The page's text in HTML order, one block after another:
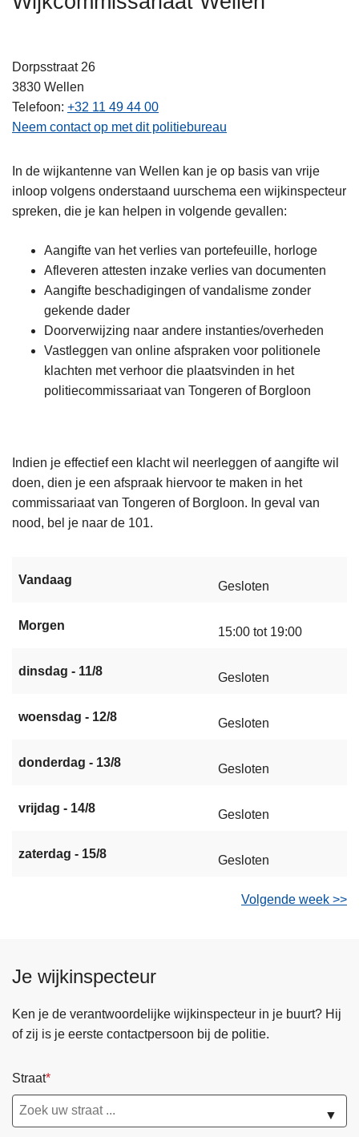
Dorpsstraat 26
3830 Wellen
Telefoon +32 11 49 44 00
Neem contact op met dit politiebureau
In de wijkantenne van Wellen kan je op basis van vrije
inloop volgens onderstaand uurschema een wijkinspecteur
spreken, die je kan helpen in volgende gevallen:
Aangifte van het verlies van portefeuille, horloge
Afleveren attesten inzake verlies van documenten
Aangifte beschadigingen of vandalisme zonder
gekende dader
Doorverwijzing naar andere instanties/overheden
Vastleggen van online afspraken voor politionele
klachten met verhoor die plaatsvinden in het
politiecommissariaat van Tongeren of Borgloon
Indien je effectief een klacht wil neerleggen of aangifte wil
doen, dien je een afspraak hiervoor te maken in het
commissariaat van Tongeren of Borgloon. In geval van
nood, bel je naar de 101.
Vandaag Gesloten
Morgen 15:00 tot 19:00
dinsdag - 11/8 Gesloten
woensdag - 12/8 Gesloten
donderdag - 13/8 Gesloten
vrijdag - 14/8 Gesloten
zaterdag - 15/8 Gesloten
Volgende week >>
Je wijkinspecteur
Ken je de verantwoordelijke wijkinspecteur in je buurt? Hij
of zij is je eerste contactpersoon bij de politie.
Straat
▼